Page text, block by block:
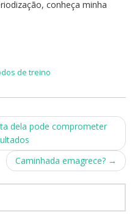
conheça minha
de treino
dela pode comprometer
Caminhada emagrece? →